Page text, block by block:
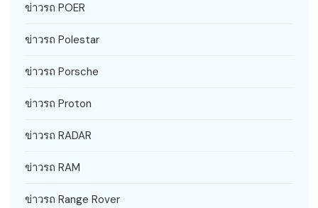
ข่าวรถ POER
ข่าวรถ Polestar
ข่าวรถ Porsche
ข่าวรถ Proton
ข่าวรถ RADAR
ข่าวรถ RAM
ข่าวรถ Range Rover